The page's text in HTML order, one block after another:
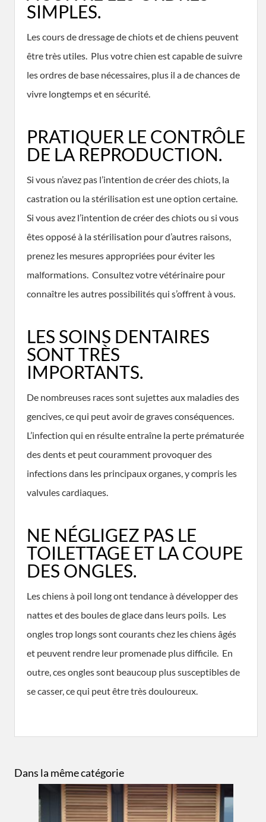
SIMPLES.
Les cours de dressage de chiots et de chiens peuvent
être très utiles. Plus votre chien est capable de suivre
les ordres de base nécessaires, plus il a de chances de
vivre longtemps et en sécurité.
PRATIQUER LE CONTRÔLE
DE LA REPRODUCTION.
Si vous n’avez pas l’intention de créer des chiots, la
castration ou la stérilisation est une option certaine.
Si vous avez l’intention de créer des chiots ou si vous
êtes opposé à la stérilisation pour d’autres raisons,
prenez les mesures appropriées pour éviter les
malformations. Consultez votre vétérinaire pour
connaître les autres possibilités qui s’offrent à vous.
LES SOINS DENTAIRES
SONT TRÈS
IMPORTANTS.
De nombreuses races sont sujettes aux maladies des
gencives, ce qui peut avoir de graves conséquences.
L’infection qui en résulte entraîne la perte prématurée
des dents et peut couramment provoquer des
infections dans les principaux organes, y compris les
valvules cardiaques.
NE NÉGLIGEZ PAS LE
TOILETTAGE ET LA COUPE
DES ONGLES.
Les chiens à poil long ont tendance à développer des
nattes et des boules de glace dans leurs poils. Les
ongles trop longs sont courants chez les chiens âgés
et peuvent rendre leur promenade plus difficile. En
outre, ces ongles sont beaucoup plus susceptibles de
se casser, ce qui peut être très douloureux.
Dans la même catégorie